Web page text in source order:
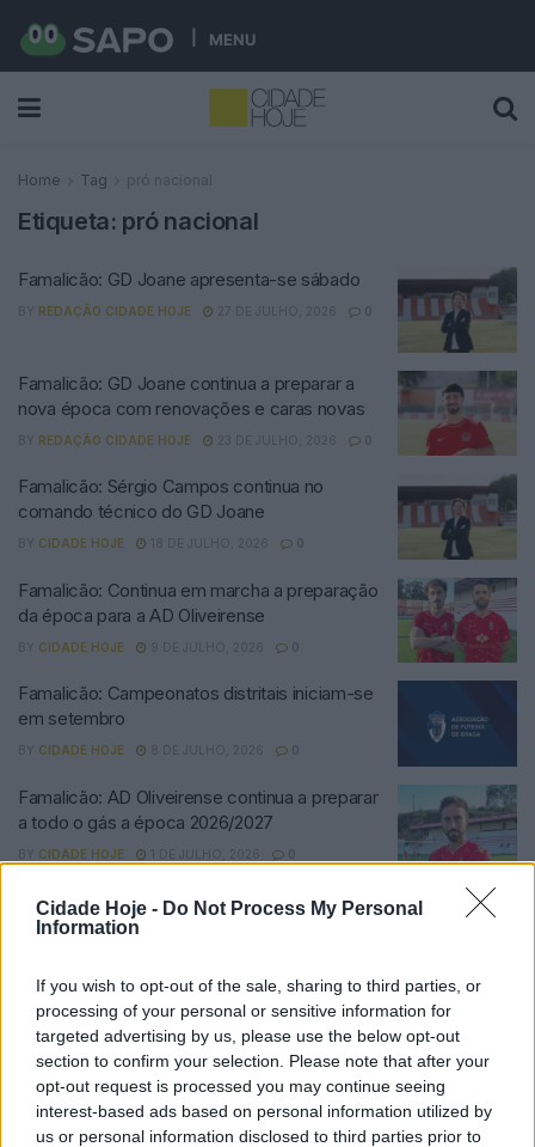
Cidade Hoje - Do Not Process My Personal
Information
If you wish to opt-out of the sale, sharing to third parties, or
processing of your personal or sensitive information for
targeted advertising by us, please use the below opt-out
section to confirm your selection. Please note that after your
opt-out request is processed you may continue seeing
interest-based ads based on personal information utilized by
us or personal information disclosed to third parties prior to
MENU
Home Tag pró nacional
Etiqueta: pró nacional
Famalicão: GD Joane apresenta-se sábado
BY REDAÇÃO CIDADE HOJE 27 DE JULHO, 2026 0
Famalicão: GD Joane continua a preparar a
nova época com renovações e caras novas
BY REDAÇÃO CIDADE HOJE 23 DE JULHO, 2026 0
Famalicão: Sérgio Campos continua no
comando técnico do GD Joane
BY CIDADE HOJE 18 DE JULHO, 2026 0
Famalicão: Continua em marcha a preparação
da época para a AD Oliveirense
BY CIDADE HOJE 9 DE JULHO, 2026 0
Famalicão: Campeonatos distritais iniciam-se
em setembro
BY CIDADE HOJE 8 DE JULHO, 2026 0
Famalicão: AD Oliveirense continua a preparar
a todo o gás a época 2026/2027
BY CIDADE HOJE 1 DE JULHO, 2026 0
Famalicão: Reta final ainda de muitas decisões
na AF Braga
Famalicão: GD Joane confirma Sérgio
Campos e revela restante equipa técnica
CIDADE HOJE 17 DE ABRIL, 2026 0
Famalicão: Mudança no banco do Joane e luta
pelos pontos em destaque na AF Braga